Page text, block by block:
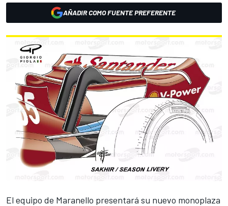
AÑADIR COMO FUENTE PREFERENTE
El equipo de Maranello presentará su nuevo monoplaza